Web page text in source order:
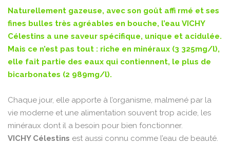
Naturellement gazeuse, avec son goût affi rmé et ses
fines bulles très agréables en bouche, l’eau VICHY
Célestins a une saveur spécifique, unique et acidulée.
Mais ce n’est pas tout : riche en minéraux (3 325mg/l),
elle fait partie des eaux qui contiennent, le plus de
bicarbonates (2 989mg/l).
Chaque jour, elle apporte à l’organisme, malmené par la
vie moderne et une alimentation souvent trop acide, les
minéraux dont il a besoin pour bien fonctionner.
VICHY Célestins est aussi connu comme l’eau de beauté.